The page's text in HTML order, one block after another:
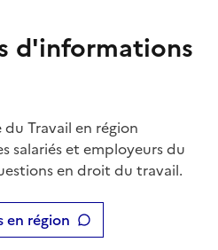
d'informations
du Travail en région
salariés et employeurs du
en droit du travail.
en région